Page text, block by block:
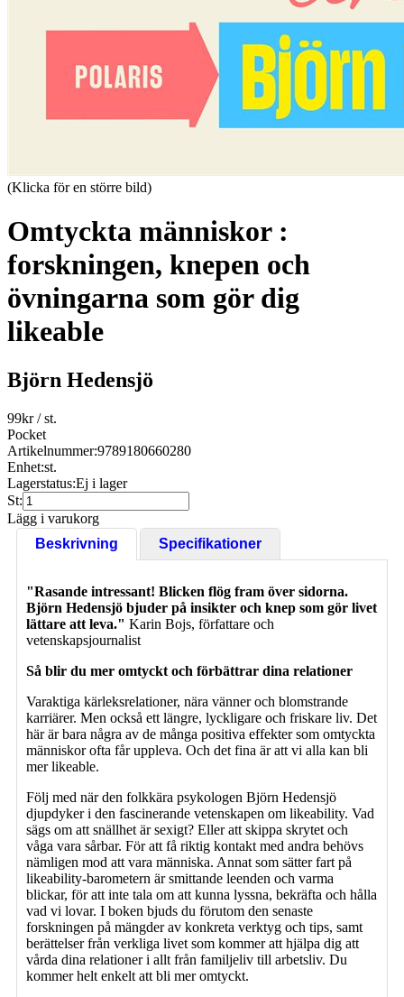
(Klicka för en större bild)
Omtyckta människor :
forskningen, knepen och
övningarna som gör dig
likeable
Björn Hedensjö
99kr/ st.
Pocket
Artikelnummer:9789180660280
Enhet:st.
Lagerstatus:Ej i lager
St:
Lägg i varukorg
Beskrivning
Specifikationer
"Rasande intressant! Blicken flög fram över sidorna.
Björn Hedensjö bjuder på insikter och knep som gör livet
lättare att leva." Karin Bojs, författare och
vetenskapsjournalist
Så blir du mer omtyckt och förbättrar dina relationer
Varaktiga kärleksrelationer, nära vänner och blomstrande
karriärer. Men också ett längre, lyckligare och friskare liv. Det
här är bara några av de många positiva effekter som omtyckta
människor ofta får uppleva. Och det fina är att vi alla kan bli
mer likeable.
Följ med när den folkkära psykologen Björn Hedensjö
djupdyker i den fascinerande vetenskapen om likeability. Vad
sägs om att snällhet är sexigt? Eller att skippa skrytet och
våga vara sårbar. För att få riktig kontakt med andra behövs
nämligen mod att vara människa. Annat som sätter fart på
likeability-barometern är smittande leenden och varma
blickar, för att inte tala om att kunna lyssna, bekräfta och hålla
vad vi lovar. I boken bjuds du förutom den senaste
forskningen på mängder av konkreta verktyg och tips, samt
berättelser från verkliga livet som kommer att hjälpa dig att
vårda dina relationer i allt från familjeliv till arbetsliv. Du
kommer helt enkelt att bli mer omtyckt.